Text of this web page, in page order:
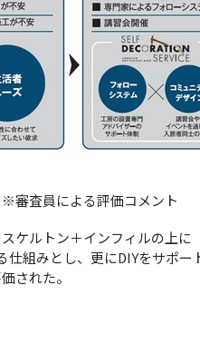
※審査員による評価コメント
ケルトン＋インフィルの上
仕組みとし、更にDIYをサポ
された。